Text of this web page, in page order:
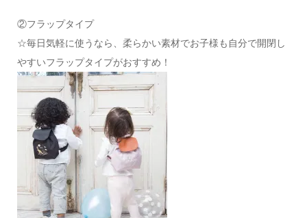
②フラップタイプ
☆毎日気軽に使うなら、柔らかい素材でお子様も自分で開閉し
やすいフラップタイプがおすすめ！